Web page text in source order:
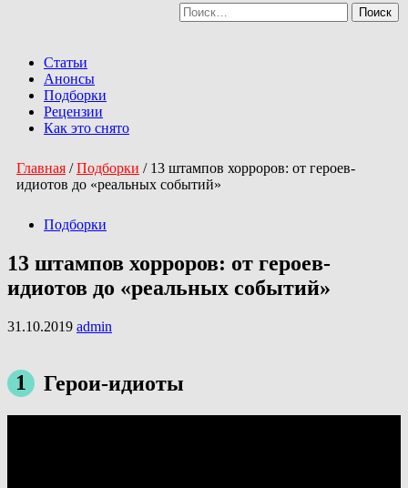
Статьи
Анонсы
Подборки
Рецензии
Как это снято
Найти:
Главная /Подборки / 13 штампов хорроров: от героев-
идиотов до «реальных событий»
Подборки
13 штампов хорроров: от героев-
идиотов до «реальных событий»
31.10.2019 admin
1 Герои-идиоты